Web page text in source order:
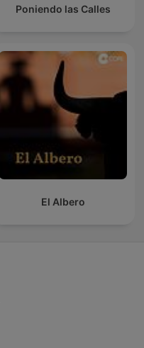
Poniendo las Calles
El Albero